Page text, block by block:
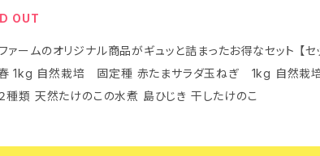
OUT
ムのオリジナル商品がギュッと詰まったお得なセット 【セット内容】 自然栽培 固定種玉ねぎ
1kg 自然栽培 固定種 赤たまサラダ玉ねぎ 1kg 自然
類 天然たけのこの水煮 島ひじき 干したけのこ